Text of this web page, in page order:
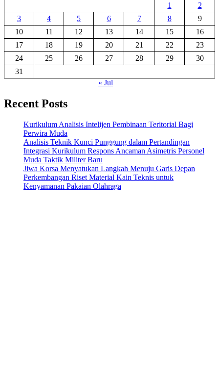
1
2
3
4 5 6 7 8
9
10
11 12 13 14 15
16
17
18 19 20 21 22
23
24
25 26 27 28 29
30
31
« Jul
Recent Posts
Kurikulum Analisis Intelijen Pembinaan Teritorial Bagi
Perwira Muda
Analisis Teknik Kunci Punggung dalam Pertandingan
Integrasi Kurikulum Respons Ancaman Asimetris Personel
Muda Taktik Militer Baru
Jiwa Korsa Menyatukan Langkah Menuju Garis Depan
Perkembangan Riset Material Kain Teknis untuk
Kenyamanan Pakaian Olahraga